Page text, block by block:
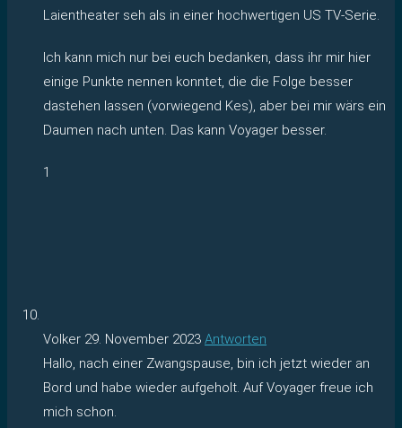
Laientheater seh als in einer hochwertigen US TV-Serie.
Ich kann mich nur bei euch bedanken, dass ihr mir hier
einige Punkte nennen konntet, die die Folge besser
dastehen lassen (vorwiegend Kes), aber bei mir wärs ein
Daumen nach unten. Das kann Voyager besser.
1
Volker 29. November 2023 Antworten
Hallo, nach einer Zwangspause, bin ich jetzt wieder an
Bord und habe wieder aufgeholt. Auf Voyager freue ich
mich schon.